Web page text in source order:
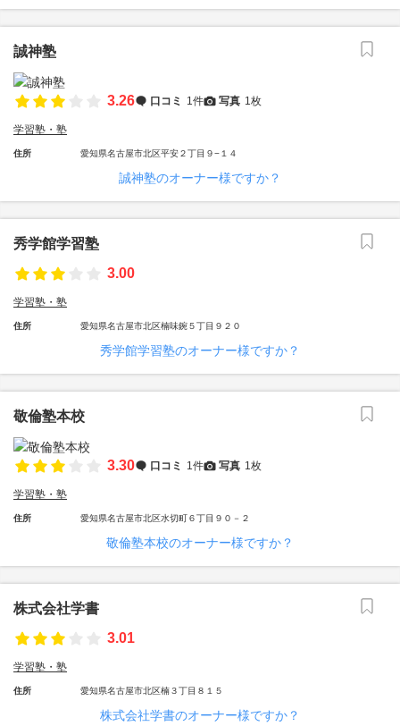
誠神塾
3.26 口コミ 1件 写真 1枚
学習塾・塾
住所 愛知県名古屋市北区平安２丁目９−１４
誠神塾のオーナー様ですか？
秀学館学習塾
3.00
学習塾・塾
住所 愛知県名古屋市北区楠味鋺５丁目９２０
秀学館学習塾のオーナー様ですか？
敬倫塾本校
3.30 口コミ 1件 写真 1枚
学習塾・塾
住所 愛知県名古屋市北区水切町６丁目９０－２
敬倫塾本校のオーナー様ですか？
株式会社学書
3.01
学習塾・塾
住所 愛知県名古屋市北区楠３丁目８１５
株式会社学書のオーナー様ですか？